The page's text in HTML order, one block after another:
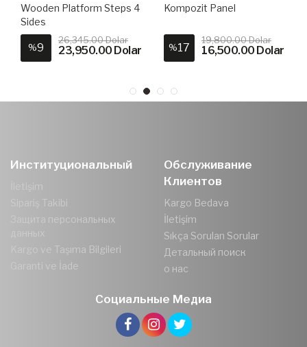
Wooden Platform Steps 4
Sides
%9
26,345.00 Dolar
23,950.00 Dolar
Kompozit Panel
%17
19,800.00 Dolar
16,500.00 Dolar
Институциональный
İletişim
Sipariş Takibi
Защита персональных
данных
Kargo ve Taşıma Bilgileri
Garanti ve İade
Обслуживание
Клиентов
Kargo Bedava
İletişim
Sıkça Sorulan Sorular
Детальный поиск
о нас
Социальные Медиа